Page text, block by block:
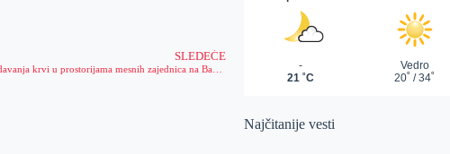
SLEDEĆE
Održana akcija dobrovoljnog davanja krvi u prostorijama mesnih zajednica na Bagljašu
Najčitanije vesti